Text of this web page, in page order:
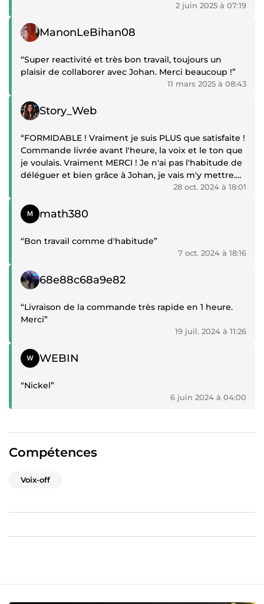
2 juin 2025 à 07:19
Témoignage positif
ManonLeBihan08
“Super reactivité et très bon travail, toujours un
plaisir de collaborer avec Johan. Merci beaucoup !”
11 mars 2025 à 08:43
Témoignage positif
Story_Web
“FORMIDABLE ! Vraiment je suis PLUS que satisfaite !
Commande livrée avant l'heure, la voix et le ton que
je voulais. Vraiment MERCI ! Je n'ai pas l'habitude de
déléguer et bien grâce à Johan, je vais m'y mettre.
28 oct. 2024 à 18:01
Témoignage positif
math380
“Bon travail comme d'habitude”
7 oct. 2024 à 18:16
Témoignage positif
68e88c68a9e82
“Livraison de la commande très rapide en 1 heure.
Merci”
19 juil. 2024 à 11:26
Témoignage positif
WEBIN
“Nickel”
6 juin 2024 à 04:00
Compétences
Voix-off